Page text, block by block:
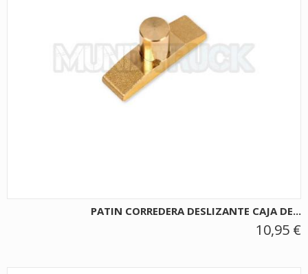
PATIN CORREDERA DESLIZANTE CAJA DE...
10,95 €